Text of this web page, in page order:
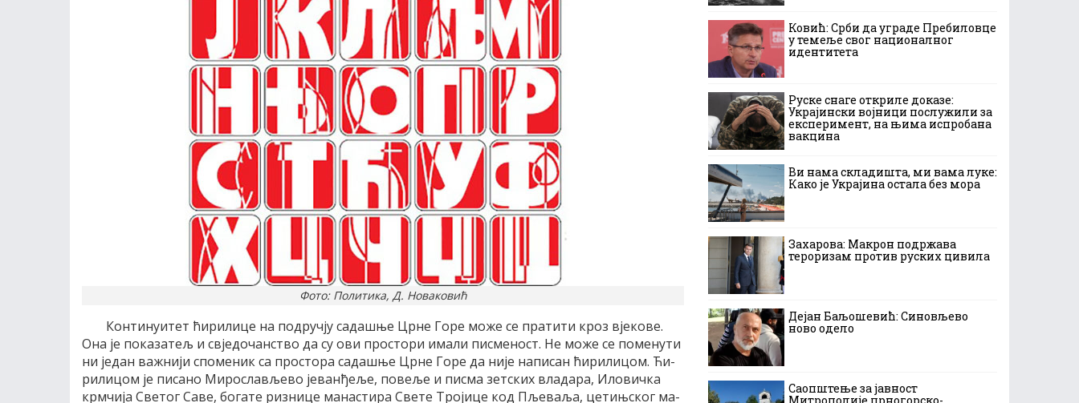
Фото: Политика, Д. Новаковић
Кон­ти­ну­и­тет ћи­ри­ли­це на под­руч­ју са­да­шње Цр­не Го­ре мо­же се пра­ти­ти кроз вје­ко­ве.
Она је по­ка­за­тељ и свје­до­чан­ство да су ови про­сто­ри има­ли пи­сме­ност. Не мо­же се по­ме­ну­ти
ни је­дан ва­жни­ји спо­ме­ник са про­сто­ра са­да­шње Цр­не Го­ре да ни­је на­пи­сан ћи­ри­ли­цом. Ћи­
ри­ли­цом је пи­са­но Ми­ро­сла­вље­во је­ван­ђе­ље, по­ве­ље и пи­сма зет­ских вла­да­ра, Ило­вич­ка
крм­чи­ја Све­тог Са­ве, бо­га­те ри­зни­це ма­на­сти­ра Све­те Тро­ји­це код Пље­ва­ља, це­тињ­ског ма­
Ковић: Срби да уграде Пребиловце
у темеље свог националног
идентитета
Руске снаге откриле доказе:
Украјински војници послужили за
експеримент, на њима испробана
вакцина
Ви нама складишта, ми вама луке:
Како је Украјина остала без мора
Захарова: Макрон подржава
тероризам против руских цивила
Дејан Баљошевић: Синовљево
ново одело
Саопштење за јавност